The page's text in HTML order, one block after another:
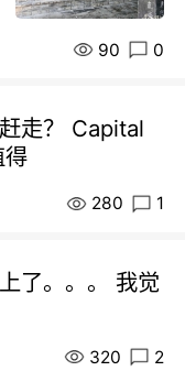
90 0
走？ Capital
得
280 1
了。。。 我觉
320 2